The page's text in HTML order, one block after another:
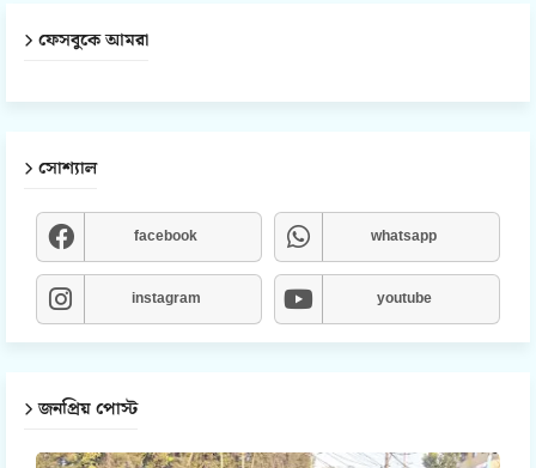
ফেসবুকে আমরা
সোশ্যাল
facebook whatsapp
instagram youtube
জনপ্রিয় পোস্ট